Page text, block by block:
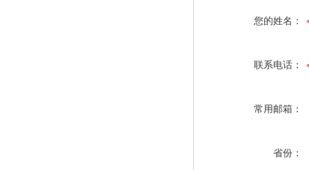
您的姓名：
联系电话：
常用邮箱：
省份：